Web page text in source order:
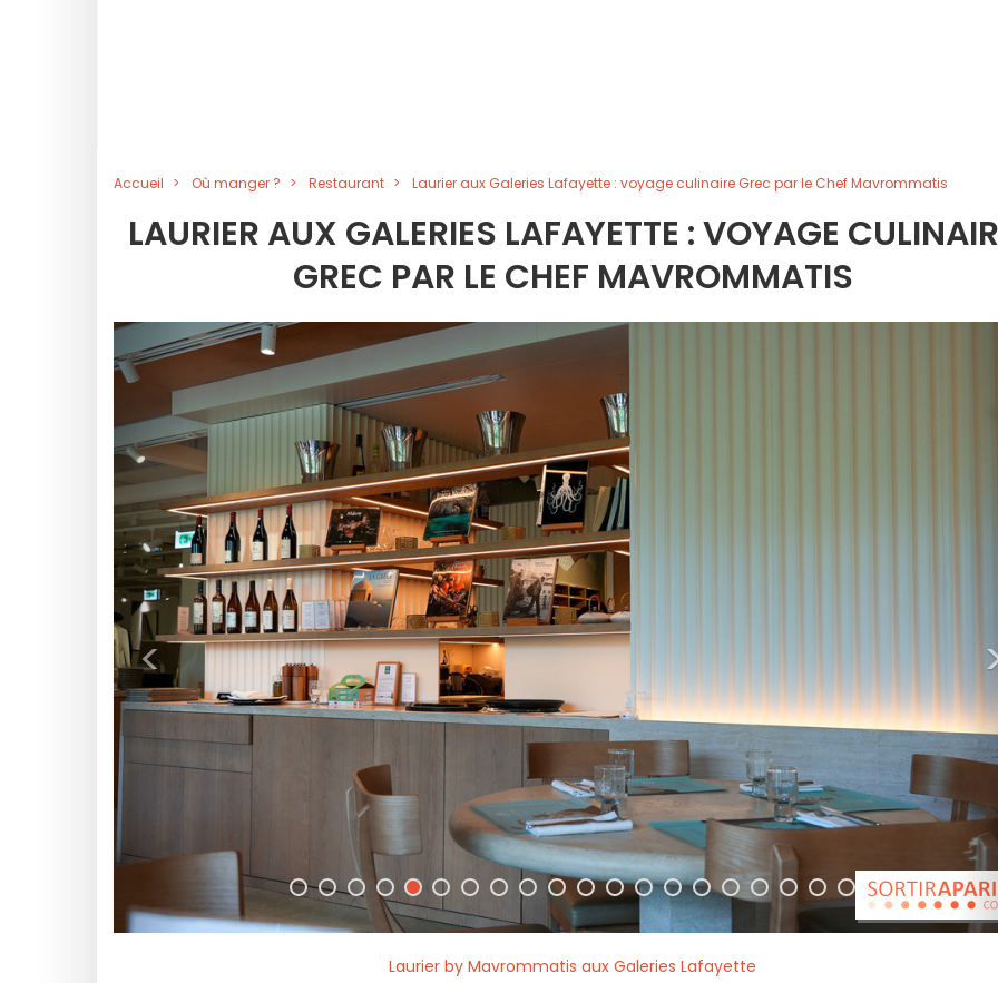
Accueil Où manger ? Restaurant Laurier aux Galeries Lafayette : voyage culinaire Grec par le Chef Mavrommatis
LAURIER AUX GALERIES LAFAYETTE : VOYAGE
GREC PAR LE CHEF MAVROMMATIS
<
Laurier by Mavrommatis aux Galeries Lafayette